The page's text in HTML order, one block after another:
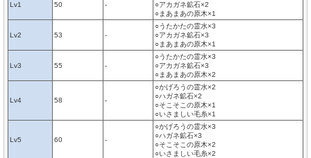
Lv1 50 -
○アカガネ鉱石×2
○まあまあの原木×1
Lv2 53 -
○うたかたの霊水×3
○アカガネ鉱石×3
○まあまあの原木×1
Lv3 55 -
○うたかたの霊水×3
○アカガネ鉱石×3
○まあまあの原木×2
Lv4 58 -
○かげろうの霊水×2
○ハガネ鉱石×2
○そこそこの原木×1
○いさましい毛糸×1
Lv5 60 -
○かげろうの霊水×3
○ハガネ鉱石×3
○そこそこの原木×2
○いさましい毛糸×2